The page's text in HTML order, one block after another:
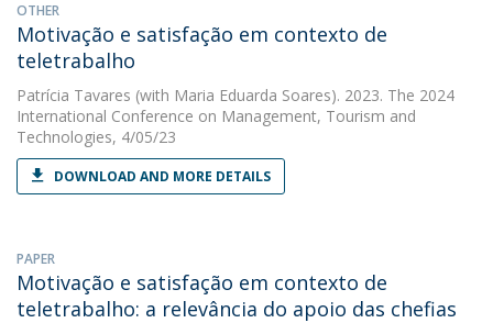
OTHER
Motivação e satisfação em contexto de
teletrabalho
Patrícia Tavares (with Maria Eduarda Soares). 2023. The 2024
International Conference on Management, Tourism and
Technologies, 4/05/23
DOWNLOAD AND MORE DETAILS
PAPER
Motivação e satisfação em contexto de
teletrabalho: a relevância do apoio das chefias